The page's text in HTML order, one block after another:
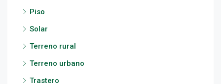
Piso
Solar
Terreno rural
Terreno urbano
Trastero